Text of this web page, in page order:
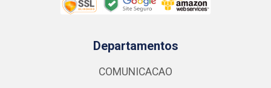
Departamentos
COMUNICACAO